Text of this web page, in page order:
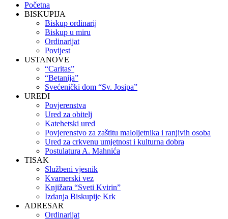
Početna
BISKUPIJA
Biskup ordinarij
Biskup u miru
Ordinarijat
Povijest
USTANOVE
“Caritas”
“Betanija”
Svećenički dom “Sv. Josipa”
UREDI
Povjerenstva
Ured za obitelj
Katehetski ured
Povjerenstvo za zaštitu maloljetnika i ranjivih osoba
Ured za crkvenu umjetnost i kulturna dobra
Postulatura A. Mahnića
TISAK
Službeni vjesnik
Kvarnerski vez
Knjižara “Sveti Kvirin”
Izdanja Biskupije Krk
ADRESAR
Ordinarijat